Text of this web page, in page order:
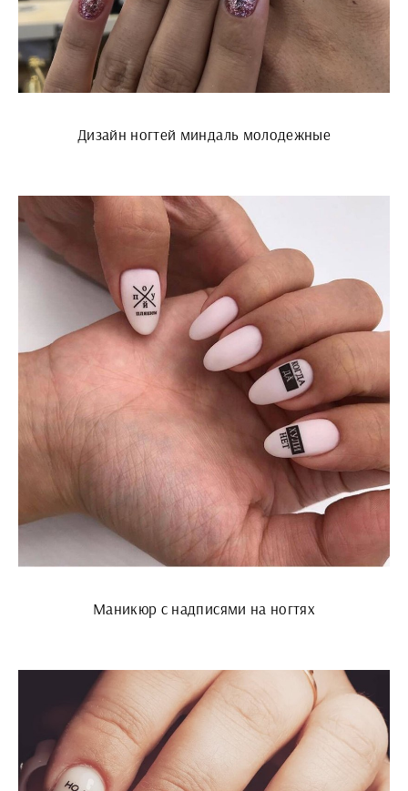
Дизайн ногтей миндаль молодежные
Маникюр с надписями на ногтях